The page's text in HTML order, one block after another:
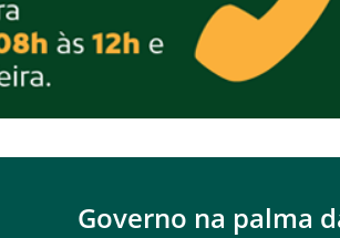
Governo na palma